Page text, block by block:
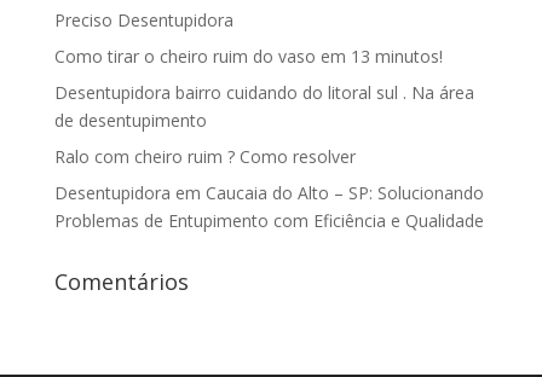
Preciso Desentupidora
Como tirar o cheiro ruim do vaso em 13 minutos!
Desentupidora bairro cuidando do litoral sul . Na área
de desentupimento
Ralo com cheiro ruim ? Como resolver
Desentupidora em Caucaia do Alto – SP: Solucionando
Problemas de Entupimento com Eficiência e Qualidade
Comentários